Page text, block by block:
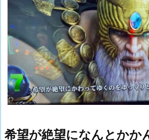
希望が絶望になんとかか